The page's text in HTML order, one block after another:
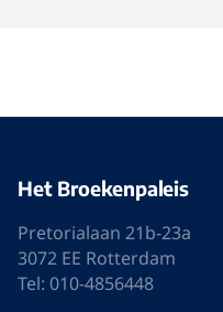
Het Broekenpaleis
Pretorialaan 21b-23a
3072 EE Rotterdam
Tel: 010-4856448